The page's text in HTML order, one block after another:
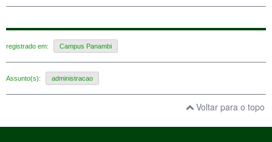
registrado em: Campus Panambi
Assunto(s): administracao
Voltar para o topo